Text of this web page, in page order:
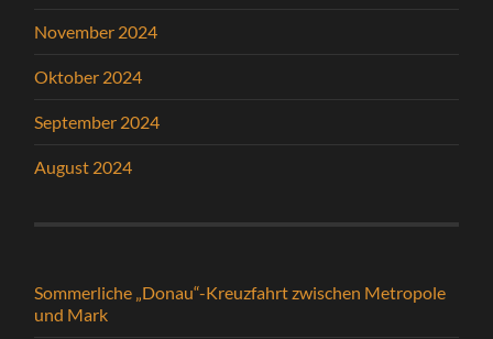
November 2024
Oktober 2024
September 2024
August 2024
Sommerliche „Donau“-Kreuzfahrt zwischen Metropole
und Mark